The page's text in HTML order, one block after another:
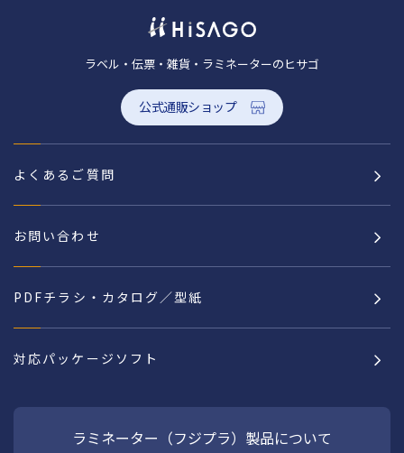
ラベル・伝票・雑貨・ラミネーターのヒサゴ
公式通販ショップ
よくあるご質問
お問い合わせ
PDFチラシ・カタログ／型紙
対応パッケージソフト
ラミネーター（フジプラ）製品について